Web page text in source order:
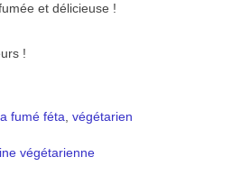
et délicieuse !
!
fumé féta végétarien
végétarienne